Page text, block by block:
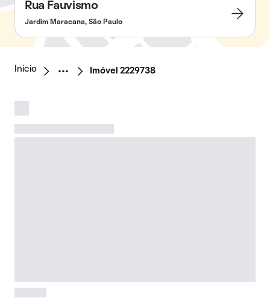
Rua Fauvismo
Jardim Maracana, São Paulo
Início Imóvel 2229738